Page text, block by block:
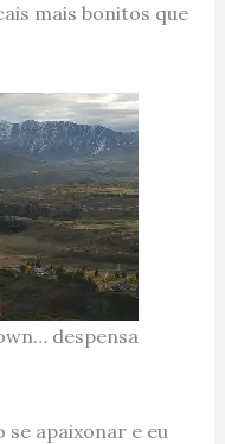
mais bonitos que
despensa
se apaixonar e eu